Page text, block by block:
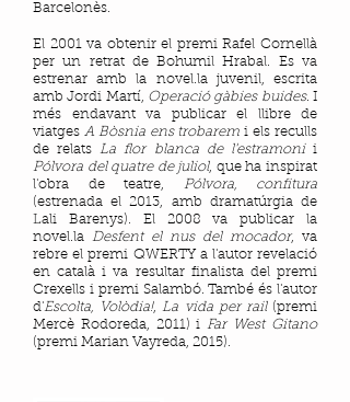
Barcelonès.
El 2001 va obtenir el premi Rafel Cornellà
per un retrat de Bohumil Hrabal. Es va
estrenar amb la novel.la juvenil, escrita
amb Jordi Martí, Operació gàbies buides. I
més endavant va publicar el llibre de
viatges A Bòsnia ens trobarem i els reculls
de relatsLa flor blanca de l'estramonii
Pólvora del quatre de juliol, que ha inspirat
l'obra de teatre, Pólvora, confitura
(estrenada el 2013, amb dramatúrgia de
Lali Barenys). El 2008 va publicar la
novel.la Desfent el nus del mocador, va
rebre el premi QWERTY a l'autor revelació
en català i va resultar finalista del premi
Crexells i premi Salambó. També és l'autor
d'Escolta, Volòdia!,La vida per rail (premi
Mercè Rodoreda, 2011) iFar West Gitano
(premi Marian Vayreda, 2015).